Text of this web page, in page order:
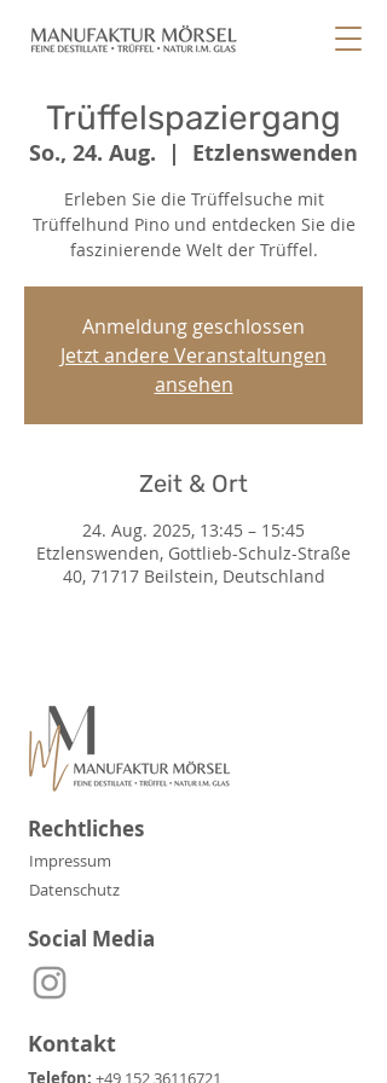
Trüffelspaziergang
So., 24. Aug.
  |
Etzlenswenden
Erleben Sie die Trüffelsuche mit
Trüffelhund Pino und entdecken Sie die
faszinierende Welt der Trüffel.
Anmeldung geschlossen
Jetzt andere Veranstaltungen
ansehen
Zeit & Ort
24. Aug. 2025, 13:45 – 15:45
Etzlenswenden, Gottlieb-Schulz-Straße
40, 71717 Beilstein, Deutschland
Rechtliches
Impressum
Datenschutz
Social Media
Kontakt
Telefon: +49 152 36116721